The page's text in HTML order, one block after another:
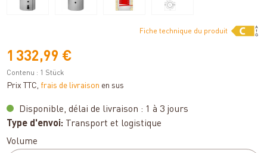
Fiche technique du produit
1 332,99 €
Contenu : 1 Stück
Prix TTC, frais de livraison en sus
Disponible, délai de livraison : 1 à 3 jours
Type d'envoi: Transport et logistique
Sélectionnez
Volume